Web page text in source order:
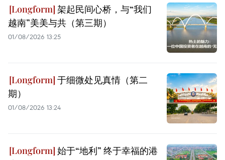
架起民间心桥，与“我们
越南”美美与共（第三期）
01/08/2026 13:25
于细微处见真情（第二
期）
01/08/2026 13:24
始于“地利” 终于幸福的港